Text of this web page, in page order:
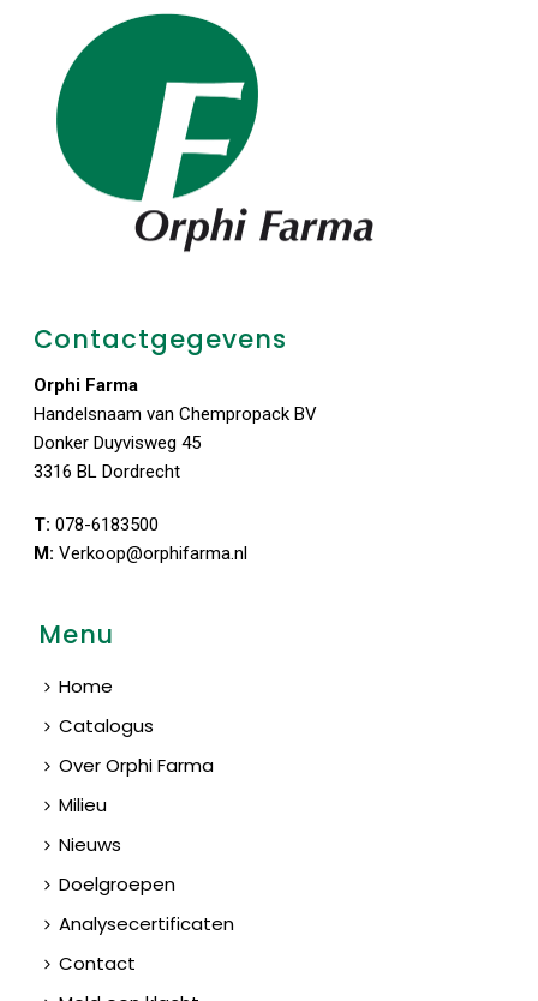
Contactgegevens
Orphi Farma
Handelsnaam van Chempropack BV
Donker Duyvisweg 45
3316 BL Dordrecht
T: 078-6183500
M: Verkoop@orphifarma.nl
Menu
Home
Catalogus
Over Orphi Farma
Milieu
Nieuws
Doelgroepen
Analysecertificaten
Contact